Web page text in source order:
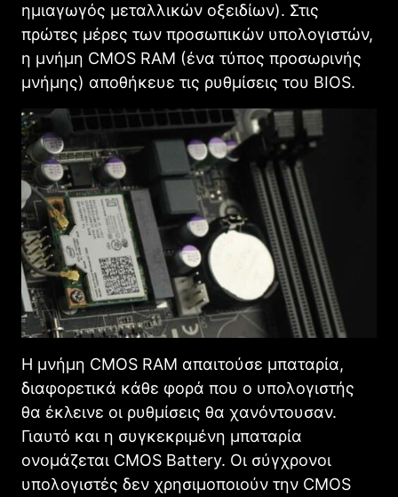
ημιαγωγός μεταλλικών οξειδίων). Στις
πρώτες μέρες των προσωπικών υπολογιστών,
η μνήμη CMOS RAM (ένα τύπος προσωρινής
μνήμης) αποθήκευε τις ρυθμίσεις του BIOS.
Η μνήμη CMOS RAM απαιτούσε μπαταρία,
διαφορετικά κάθε φορά που ο υπολογιστής
θα έκλεινε οι ρυθμίσεις θα χανόντουσαν.
Γιαυτό και η συγκεκριμένη μπαταρία
ονομάζεται CMOS Battery. Οι σύγχρονοι
υπολογιστές δεν χρησιμοποιούν την CMOS